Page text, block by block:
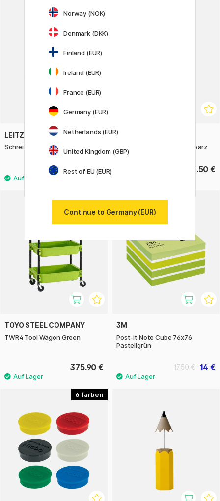
LEITZ
Schreibunterlage A4 Weiß
11.50 €
LEITZ
Schreibunterlage A4 Schwarz
11.50 €
TOYO STEEL COMPANY
TWR4 Tool Wagon Green
375.90 €
20%
3M
Post-it Note Cube 76x76
Pastellgrün
14 €
17.50 €
6
Norway (NOK)
Denmark (DKK)
Finland (EUR)
Ireland (EUR)
France (EUR)
Germany (EUR)
Netherlands (EUR)
United Kingdom (GBP)
Rest of EU (EUR)
Continue to Germany (EUR)